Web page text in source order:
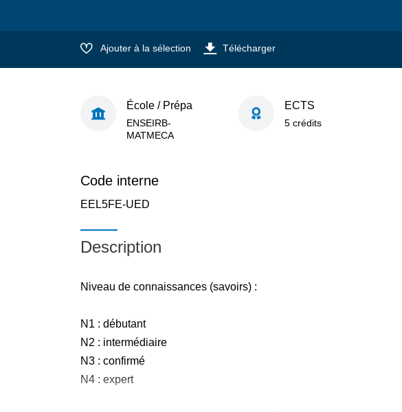
Ajouter à la sélection Télécharger
École / Prépa
ENSEIRB-
MATMECA
ECTS
5 crédits
Code interne
EEL5FE-UED
Description
Niveau de connaissances (savoirs) :
N1 : débutant
N2 : intermédiaire
N3 : confirmé
N4 : expert